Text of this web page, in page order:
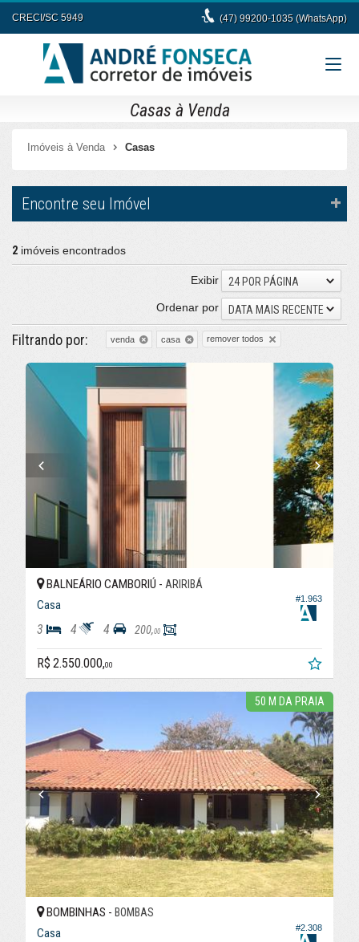
CRECI/SC 5949 (47) 99200-1035 (WhatsApp)
Casas à Venda
Imóveis à Venda Casas
Encontre seu Imóvel
2 imóveis encontrados
Exibir
24 POR PÁGINA
Ordenar por
DATA MAIS RECENTE
Filtrando por: venda casa remover todos
#1.963
BALNEÁRIO CAMBORIÚ - ARIRIBÁ
Casa
3 4 4 200,00
R$ 2.550.000,00
50 M DA PRAIA
#2.308
BOMBINHAS - BOMBAS
Casa